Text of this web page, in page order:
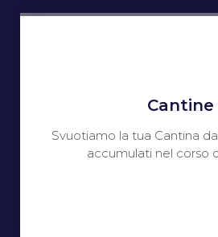
Cantine
Svuotiamo la tua Cantina
accumulati nel corso